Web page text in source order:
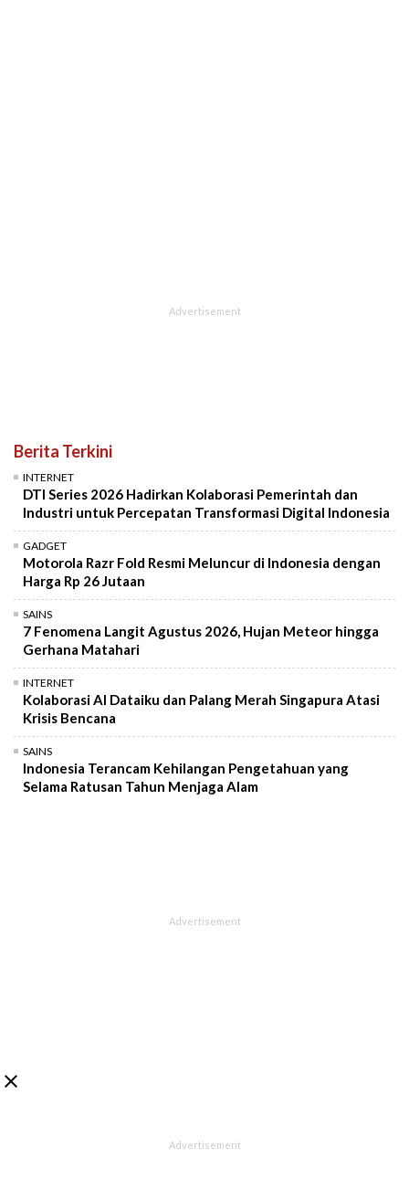
Berita Terkini
INTERNET
DTI Series 2026 Hadirkan Kolaborasi Pemerintah dan
Industri untuk Percepatan Transformasi Digital Indonesia
GADGET
Motorola Razr Fold Resmi Meluncur di Indonesia dengan
Harga Rp 26 Jutaan
SAINS
7 Fenomena Langit Agustus 2026, Hujan Meteor hingga
Gerhana Matahari
INTERNET
Kolaborasi AI Dataiku dan Palang Merah Singapura Atasi
Krisis Bencana
SAINS
Indonesia Terancam Kehilangan Pengetahuan yang
Selama Ratusan Tahun Menjaga Alam
